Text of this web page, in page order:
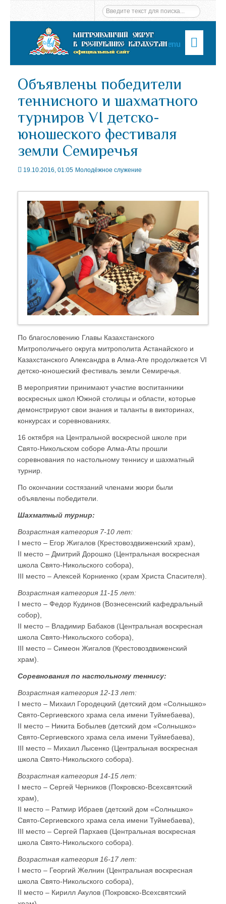
Menu
Объявлены победители
теннисного и шахматного
турниров VI детско-
юношеского фестиваля
земли Семиречья
19.10.2016, 01:05 Молодёжное служение
По благословению Главы Казахстанского
Митрополичьего округа митрополита Астанайского и
Казахстанского Александра в Алма-Ате продолжается VI
детско-юношеский фестиваль земли Семиречья.
В мероприятии принимают участие воспитанники
воскресных школ Южной столицы и области, которые
демонстрируют свои знания и таланты в викторинах,
конкурсах и соревнованиях.
16 октября на Центральной воскресной школе при
Свято-Никольском соборе Алма-Аты прошли
соревнования по настольному теннису и шахматный
турнир.
По окончании состязаний членами жюри были
объявлены победители.
Шахматный турнир:
Возрастная категория 7-10 лет:
I место – Егор Жигалов (Крестовоздвиженский храм),
II место – Дмитрий Дорошко (Центральная воскресная
школа Свято-Никольского собора),
III место – Алексей Корниенко (храм Христа Спасителя).
Возрастная категория 11-15 лет:
I место – Федор Кудинов (Вознесенский кафедральный
собор),
II место – Владимир Бабаков (Центральная воскресная
школа Свято-Никольского собора),
III место – Симеон Жигалов (Крестовоздвиженский
храм).
Соревнования по настольному теннису:
Возрастная категория 12-13 лет:
I место – Михаил Городецкий (детский дом «Солнышко»
Свято-Сергиевского храма села имени Туймебаева),
II место – Никита Бобылев (детский дом «Солнышко»
Свято-Сергиевского храма села имени Туймебаева),
III место – Михаил Лысенко (Центральная воскресная
школа Свято-Никольского собора).
Возрастная категория 14-15 лет:
I место – Сергей Черников (Покровско-Всехсвятский
храм),
II место – Ратмир Ибраев (детский дом «Солнышко»
Свято-Сергиевского храма села имени Туймебаева),
III место – Сергей Пархаев (Центральная воскресная
школа Свято-Никольского собора).
Возрастная категория 16-17 лет:
I место – Георгий Желнин (Центральная воскресная
школа Свято-Никольского собора),
II место – Кирилл Акулов (Покровско-Всехсвятский